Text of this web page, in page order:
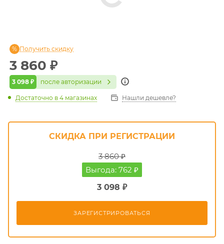
3 860 ₽
3 098 ₽ после авторизации
Получить скидку
Достаточно в 4 магазинах Нашли дешевле?
СКИДКА ПРИ РЕГИСТРАЦИИ
3 860 ₽
Выгода: 762 ₽
3 098 ₽
ЗАРЕГИСТРИРОВАТЬСЯ